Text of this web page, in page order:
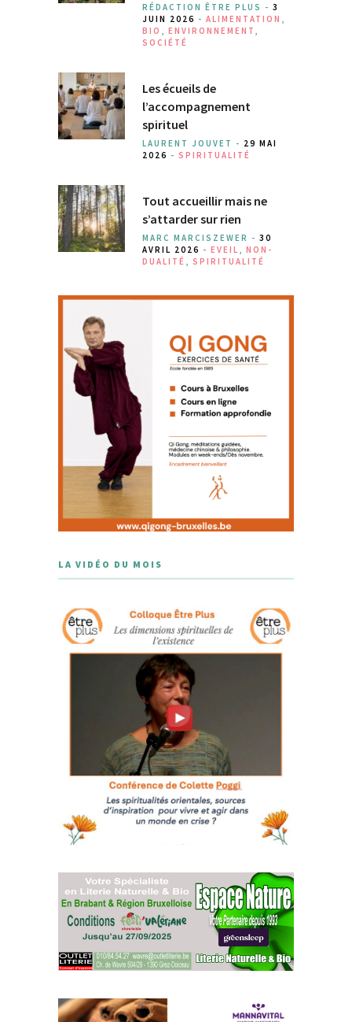
RÉDACTION ÊTRE PLUS - 3
JUIN 2026 - ALIMENTATION
BIO
ENVIRONNEMENT
SOCIÉTÉ
Les écueils de
l’accompagnement
spirituel
LAURENT JOUVET - 29 MAI
2026 - SPIRITUALITÉ
Tout accueillir mais ne
s’attarder sur rien
MARC MARCISZEWER - 30
AVRIL 2026 - EVEIL
NON-
DUALITÉ
SPIRITUALITÉ
LA VIDÉO DU MOIS